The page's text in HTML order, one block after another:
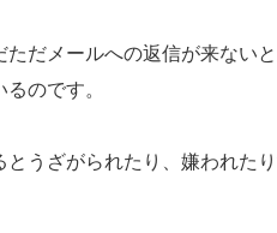
ただメールへの返信が来ない
のです。
とうざがられたり、嫌われた